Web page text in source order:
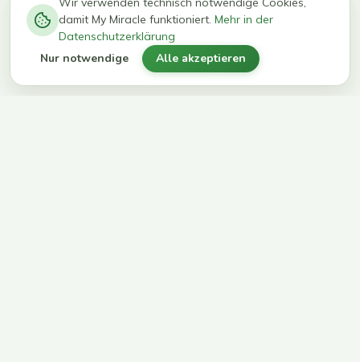
kg in 12
Wochen
erreichen
ihr Ziel
damit My Miracle funktioniert. Mehr in der
Datenschutzerklärung
Nur notwendige Alle akzeptieren